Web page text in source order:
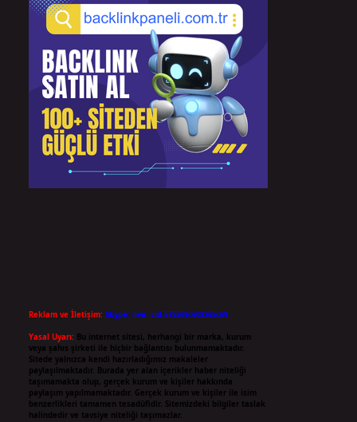
Reklam ve İletişim: Skype: live:.cid.575569c608265c69
Yasal Uyarı: Bu internet sitesi, herhangi bir marka, kurum
veya şahıs şirketi ile hiçbir bağlantısı bulunmamaktadır.
Sitede yalnızca kendi hazırladığımız makaleler
paylaşılmaktadır. Burada yer alan içerikler haber niteliği
taşımamakta olup, gerçek kurum ve kişiler hakkında
paylaşım yapılmamaktadır. Gerçek kurum ve kişiler ile isim
benzerlikleri tamamen tesadüfidir. Sitemizdeki bilgiler taslak
halindedir ve tavsiye niteliği taşımazlar.